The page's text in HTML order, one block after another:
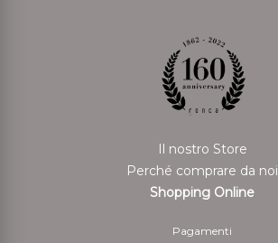
Il nostro Store
Perché comprare da noi
Shopping Online
Pagamenti